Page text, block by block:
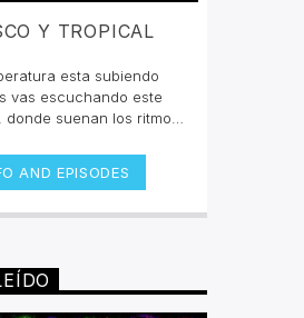
Y TROPICAL
esta subiendo
vas escuchando este
donde suenan los ritmos
sus congas y sus
con sus metales y sus
hasta el merengue
que está sacudiendo a
y Asia, "Fuego en la
AND EPISODES